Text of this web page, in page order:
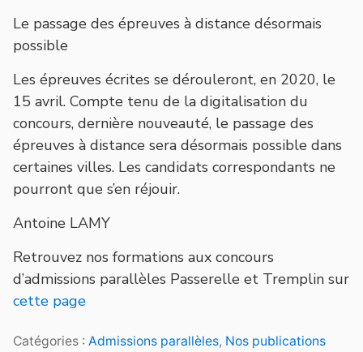
Le passage des épreuves à distance désormais
possible
Les épreuves écrites se dérouleront, en 2020, le
15 avril. Compte tenu de la digitalisation du
concours, dernière nouveauté, le passage des
épreuves à distance sera désormais possible dans
certaines villes. Les candidats correspondants ne
pourront que s’en réjouir.
Antoine LAMY
Retrouvez nos formations aux concours
d’admissions parallèles Passerelle et Tremplin sur
cette page
Catégories : Admissions parallèles, Nos publications